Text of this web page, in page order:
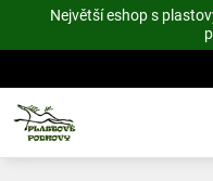
Největší eshop s